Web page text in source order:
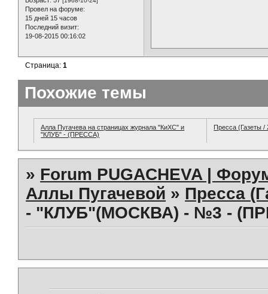
Провел на форуме:
15 дней 15 часов
Последний визит:
19-08-2015 00:16:02
Страница:1
Похожие темы
Алла Пугачева на страницах журнала "КиХС" и
"КЛУБ" - (ПРЕССА)
Пресса (Газеты
» Forum PUGACHEVA |
Аллы Пугачевой » Пресса
- "КЛУБ"(МОСКВА) - №3 -